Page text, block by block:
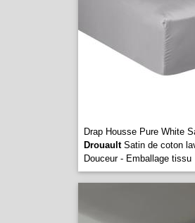
Drap Housse Pure White
DrouaultSatin de coton
Douceur - Emballage tissu